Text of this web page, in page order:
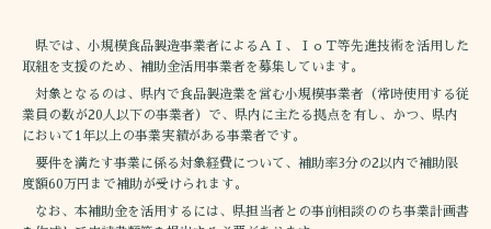
県では、小規模食品製造事業者によるＡＩ、ＩｏＴ等先進技術を活用した
取組を支援のため、補助金活用事業者を募集しています。
対象となるのは、県内で食品製造業を営む小規模事業者（常時使用する従
業員の数が20人以下の事業者）で、県内に主たる拠点を有し、かつ、県内
において1年以上の事業実績がある事業者です。
要件を満たす事業に係る対象経費について、補助率3分の2以内で補助限
度額60万円まで補助が受けられます。
なお、本補助金を活用するには、県担当者との事前相談ののち事業計画書